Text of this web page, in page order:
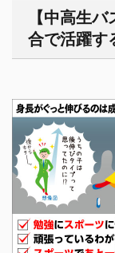
【中高生
合で活躍す